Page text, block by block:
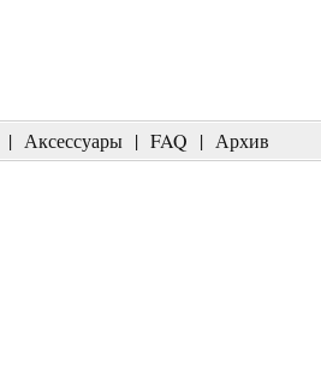
| Аксессуары | FAQ | Архив